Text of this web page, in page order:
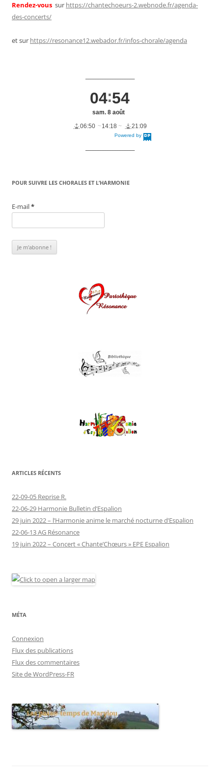
Rendez-vous sur https://chantechoeurs-2.webnode.fr/agenda-
des-concerts/
et sur https://resonance12.webador.fr/infos-chorale/agenda
Powered by
04 54
sam. 8 août
06:50
14:18 21:09
POUR SUIVRE LES CHORALES ET L’HARMONIE
E-mail*
ARTICLES RÉCENTS
22-09-05 Reprise R.
22-06-29 Harmonie Bulletin d’Espalion
29 juin 2022 – l’Harmonie anime le marché nocturne d’Espalion
22-06-13 AG Résonance
19 juin 2022 – Concert « Chante’Chœurs » EPE Espalion
MÉTA
Connexion
Flux des publications
Flux des commentaires
Site de WordPress-FR